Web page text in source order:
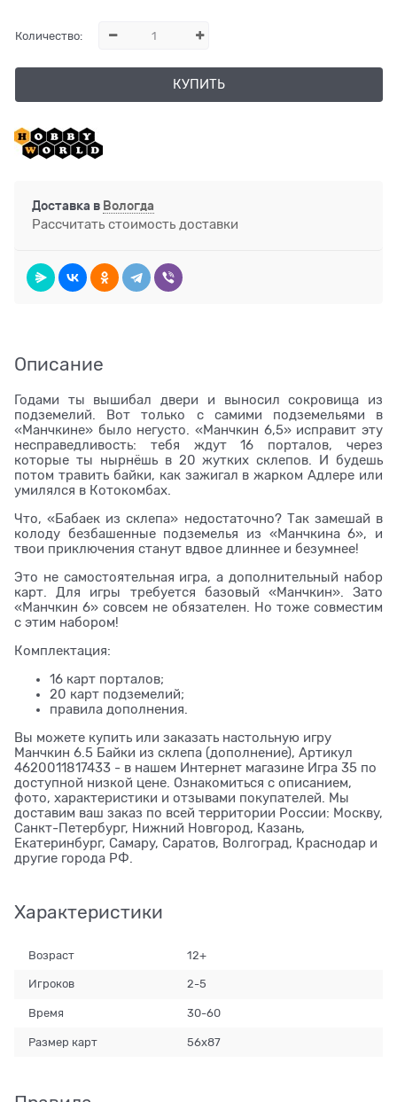
Количество:
КУПИТЬ
Доставка в Вологда
Рассчитать стоимость доставки
Описание
Годами ты вышибал двери и выносил сокровища из
подземелий. Вот только с самими подземельями в
«Манчкине» было негусто. «Манчкин 6,5» исправит эту
несправедливость: тебя ждут 16 порталов, через
которые ты нырнёшь в 20 жутких склепов. И будешь
потом травить байки, как зажигал в жарком Адлере или
умилялся в Котокомбах.
Что, «Бабаек из склепа» недостаточно? Так замешай в
колоду безбашенные подземелья из «Манчкина 6», и
твои приключения станут вдвое длиннее и безумнее!
Это не самостоятельная игра, а дополнительный набор
карт. Для игры требуется базовый «Манчкин». Зато
«Манчкин 6» совсем не обязателен. Но тоже совместим
с этим набором!
Комплектация:
16 карт порталов;
20 карт подземелий;
правила дополнения.
Вы можете купить или заказать настольную игру
Манчкин 6.5 Байки из склепа (дополнение), Артикул
4620011817433 - в нашем Интернет магазине Игра 35 по
доступной низкой цене. Ознакомиться с описанием,
фото, характеристики и отзывами покупателей. Мы
доставим ваш заказ по всей территории России: Москву,
Санкт-Петербург, Нижний Новгород, Казань,
Екатеринбург, Самару, Саратов, Волгоград, Краснодар и
другие города РФ.
Характеристики
Возраст 12+
Игроков 2-5
Время 30-60
Размер карт 56x87